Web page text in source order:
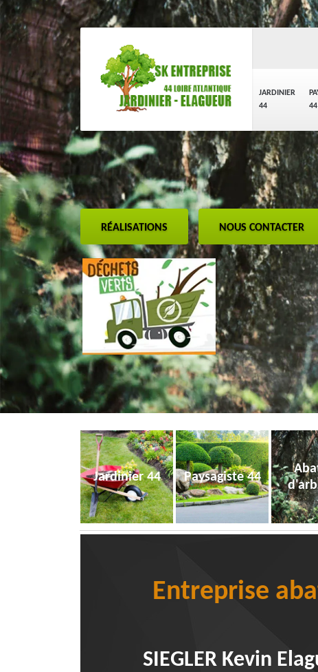
JARDINIER
44
44
RÉALISATIONS NOUS CONTACTER
Jardinier 44 Paysagiste 44
Entreprise
SIEGLER Kevin